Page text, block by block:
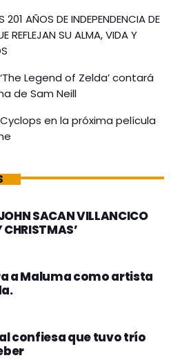
AÑOS DE INDEPENDENCIA DE
REFLEJAN SU ALMA, VIDA Y
Legend of Zelda’ contará
de Sam Neill
en la próxima película
SACAN VILLANCICO
CHRISTMAS’
a Maluma como artista
confiesa que tuvo trío